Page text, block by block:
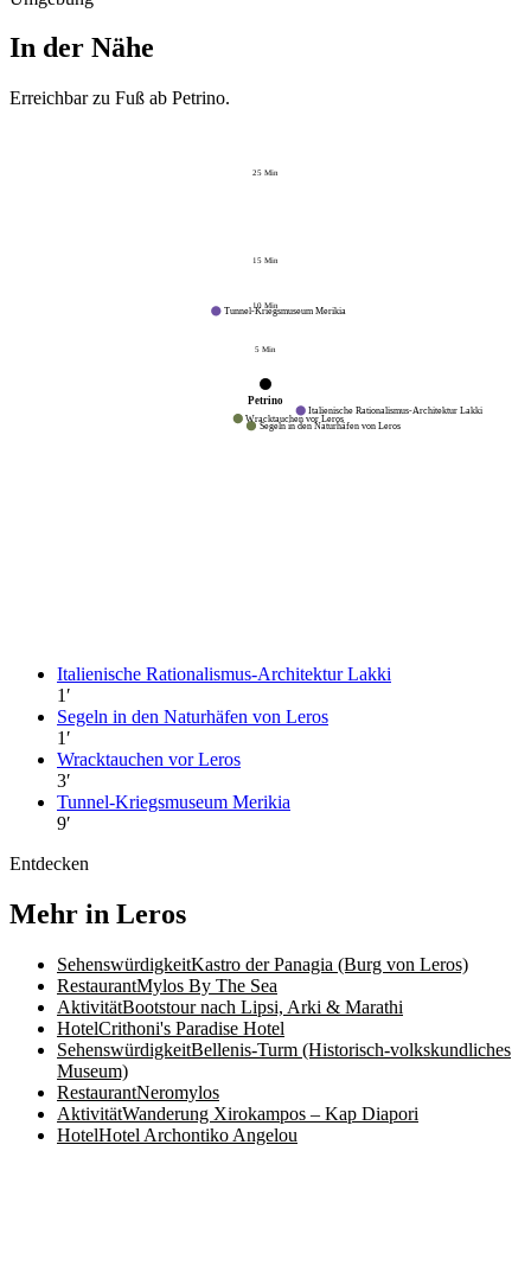
In der Nähe
Erreichbar zu Fuß ab Petrino.
5Min
10Min
15Min
25Min
Petrino
Italienische Rationalismus-Architektur Lakki
Segeln in den Naturhäfen von Leros
Wracktauchen vor Leros
Tunnel-Kriegsmuseum Merikia
Italienische Rationalismus-Architektur Lakki
1′
Segeln in den Naturhäfen von Leros
1′
Wracktauchen vor Leros
3′
Tunnel-Kriegsmuseum Merikia
9′
Entdecken
Mehr in Leros
SehenswürdigkeitKastro der Panagia (Burg von Leros)
RestaurantMylos By The Sea
AktivitätBootstour nach Lipsi, Arki & Marathi
HotelCrithoni's Paradise Hotel
SehenswürdigkeitBellenis-Turm (Historisch-volkskundliches
Museum)
RestaurantNeromylos
AktivitätWanderung Xirokampos – Kap Diapori
HotelHotel Archontiko Angelou